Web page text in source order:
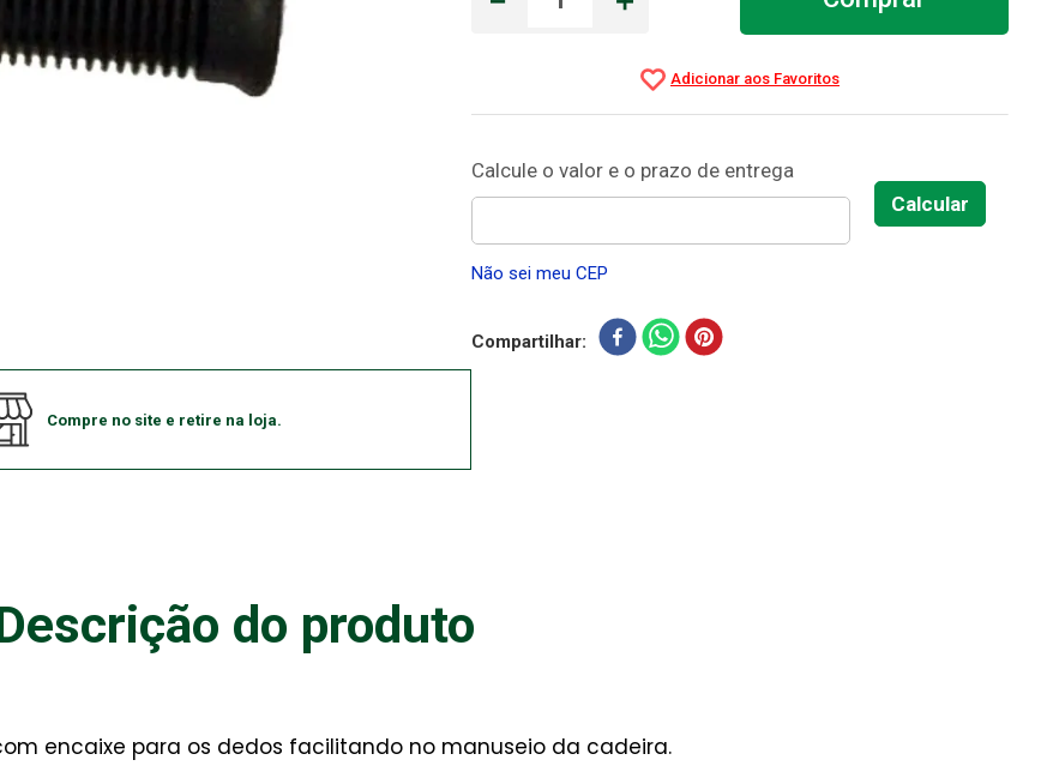
Compre no site e retire na loja.
Não sei meu CEP
Compartilhar
do produto
encaixe para os dedos facilitando no manuseio da cadeira.